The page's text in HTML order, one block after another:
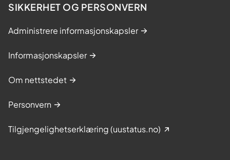
SIKKERHET OG PERSONVERN
Administrere informasjonskapsler
Informasjonskapsler
Om nettstedet
Personvern
Tilgjengelighetserklæring (uustatus.no)